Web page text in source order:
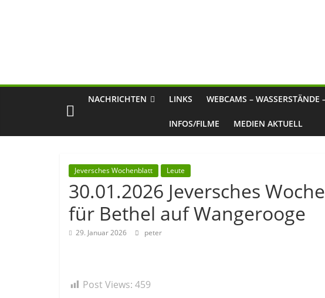
NACHRICHTEN LINKS WEBCAMS – WASSERSTÄNDE
INFOS/FILME MEDIEN AKTUELL
Jeversches Wochenblatt Leute
30.01.2026 Jeversches
für Bethel auf Wangerooge
29. Januar 2026 peter
Post Views: 459